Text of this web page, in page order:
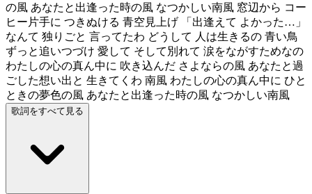
の風 あなたと出逢った時の風 なつかしい南風 窓辺から コー
ヒー片手に つきぬける 青空見上げ 「出逢えて よかった…」
なんて 独りごと 言ってたわ どうして 人は生きるの 青い鳥
ずっと追いつづけ 愛して そして別れて 涙をながすためなの
わたしの心の真ん中に 吹き込んだ さよならの風 あなたと過
ごした想い出と 生きてくわ 南風 わたしの心の真ん中に ひと
ときの夢色の風 あなたと出逢った時の風 なつかしい南風
歌詞をすべて見る